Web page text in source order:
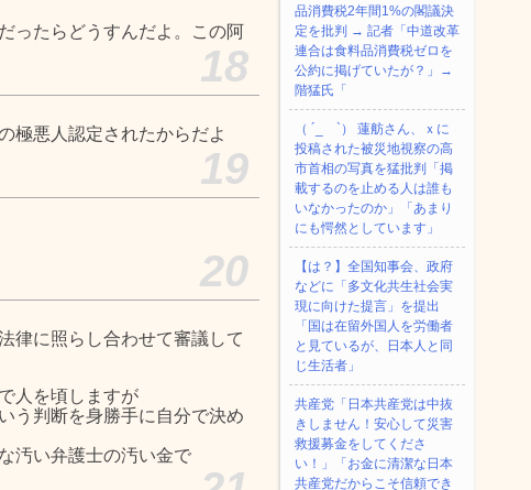
ったらどうすんだよ。この阿
18
極悪人認定されたからだよ
19
20
律に照らし合わせて審議して
人を頃しますが
う判断を身勝手に自分で決め
汚い弁護士の汚い金で
品消費税2年間1%の閣議決
定を批判 → 記者「中道改革
連合は食料品消費税ゼロを
公約に掲げていたが？」→
階猛氏「
（ ´_ゝ`） 蓮舫さん、ｘに
投稿された被災地視察の高
市首相の写真を猛批判「掲
載するのを止める人は誰も
いなかったのか」「あまり
にも愕然としています」
【は？】全国知事会、政府
などに「多文化共生社会実
現に向けた提言」を提出
「国は在留外国人を労働者
と見ているが、日本人と同
じ生活者」
共産党「日本共産党は中抜
きしません！安心して災害
救援募金をしてくださ
い！」「お金に清潔な日本
共産党だからこそ信頼でき